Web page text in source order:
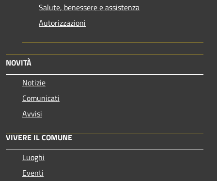
Salute, benessere e assistenza
Autorizzazioni
NOVITÀ
Notizie
Comunicati
Avvisi
VIVERE IL COMUNE
Luoghi
Eventi